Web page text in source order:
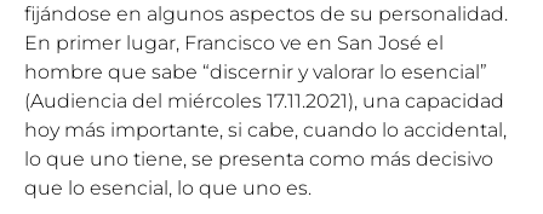
fijándose en algunos aspectos de su personalidad.
En primer lugar, Francisco ve en San José el
hombre que sabe “discernir y valorar lo esencial”
(Audiencia del miércoles 17.11.2021), una capacidad
hoy más importante, si cabe, cuando lo accidental,
lo que uno tiene, se presenta como más decisivo
que lo esencial, lo que uno es.